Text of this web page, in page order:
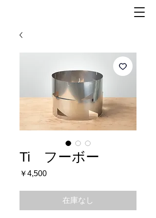
Ti フーボー
￥4,500価
在庫なし